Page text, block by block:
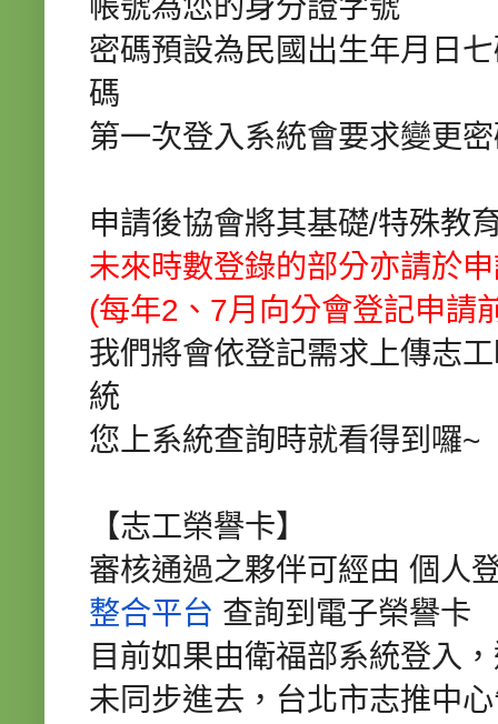
密碼預設為民國出生年月日
碼
第一次登入系統會要求變更
申請後協會將其基礎/特殊教
未來時數登錄的部分亦請於
(每年2、 7月向分會登記申請
我們將會依登記需求上傳志工
統
您上系統查詢時就看得到囉~
【志工榮譽卡】
審核通過之夥伴可經由 個人
整合平台 查詢到電子榮譽卡
目前如果由衛福部系統登入
未同步進去，台北市志推中